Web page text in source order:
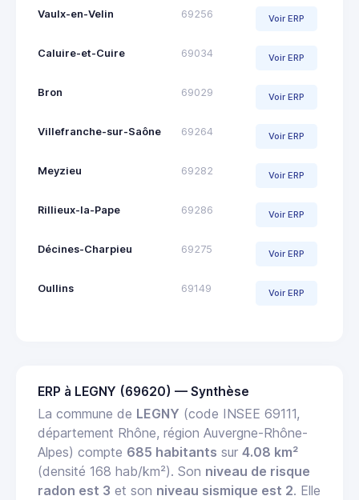
Vaulx-en-Velin 69256 Voir ERP
Caluire-et-Cuire 69034 Voir ERP
Bron 69029 Voir ERP
Villefranche-sur-Saône 69264 Voir ERP
Meyzieu 69282 Voir ERP
Rillieux-la-Pape 69286 Voir ERP
Décines-Charpieu 69275 Voir ERP
Oullins 69149 Voir ERP
ERP à LEGNY (69620) — Synthèse
La commune de LEGNY (code INSEE 69111,
département Rhône, région Auvergne-Rhône-
Alpes) compte 685 habitants sur 4.08 km²
(densité 168 hab/km²). Son niveau de risque
radon est 3 et son niveau sismique est 2. Elle